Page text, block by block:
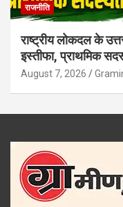
राजनीति
राष्ट्रीय लोकदल के
इस्तीफा, प्राथमिक
August 7, 2026